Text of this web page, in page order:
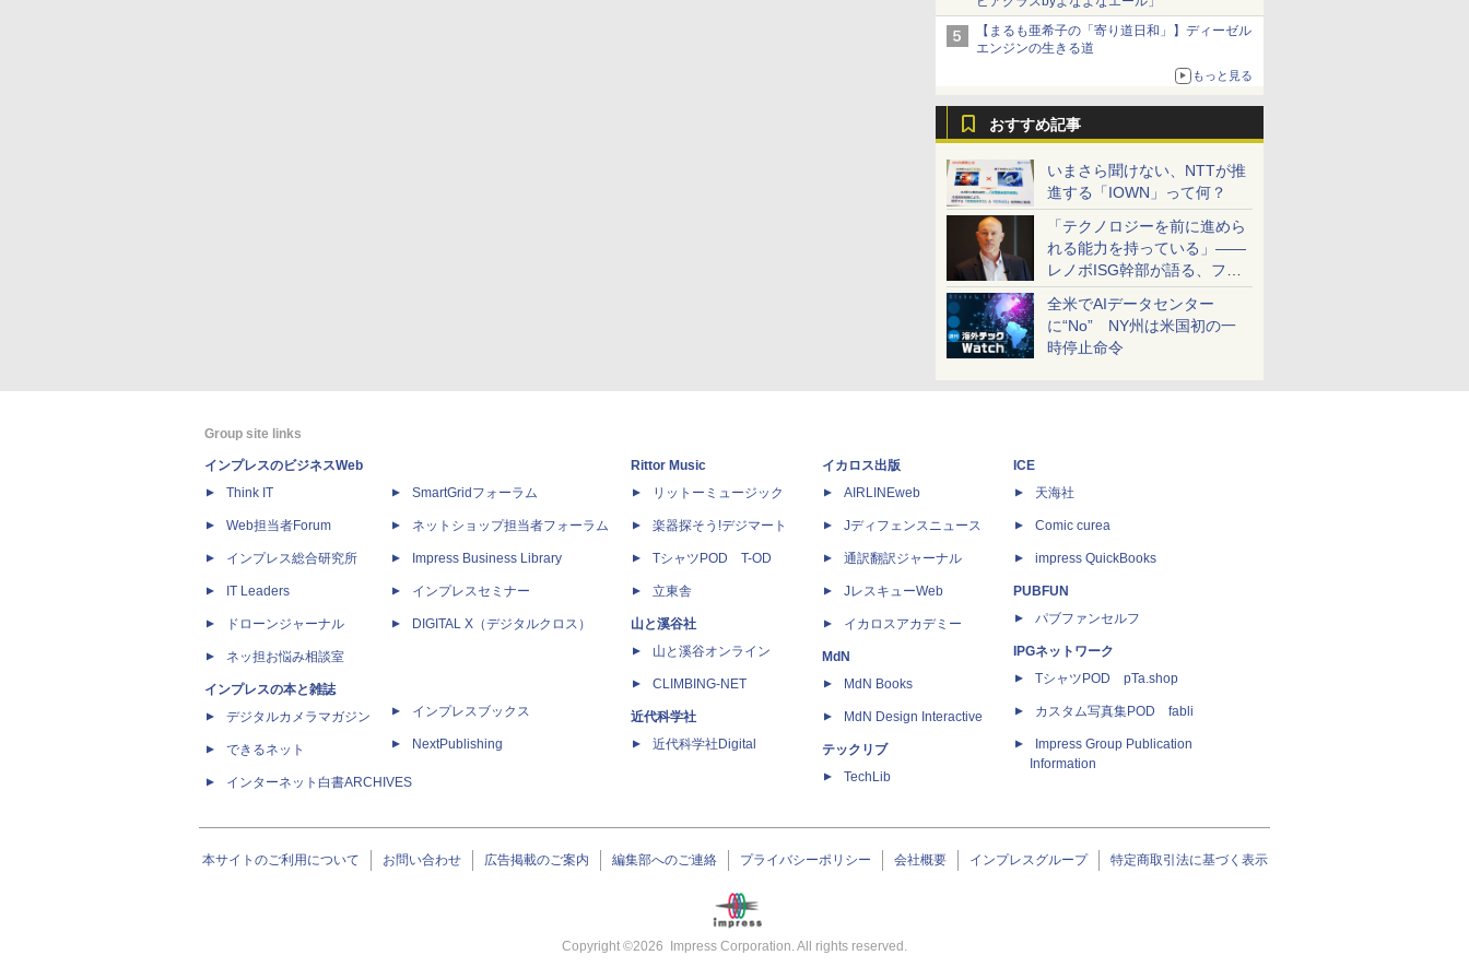
【まるも亜希子の「寄り道日和」】ディーゼル
エンジンの生きる道
もっと見る
おすすめ記事
いまさら聞けない、NTTが推
進する「IOWN」って何？
「テクノロジーを前に進めら
れる能力を持っている」――
レノボISG幹部が語る、フル
スタックと水冷技術の強み
全米でAIデータセンター
に“No” NY州は米国初の一
時停止命令
Group site links
インプレスのビジネスWeb
Think IT
Web担当者Forum
インプレス総合研究所
IT Leaders
ドローンジャーナル
ネッ担お悩み相談室
インプレスの本と雑誌
デジタルカメラマガジン
できるネット
インターネット白書ARCHIVES
SmartGridフォーラム
ネットショップ担当者フォーラム
Impress Business Library
インプレスセミナー
DIGITAL X（デジタルクロス）
インプレスブックス
NextPublishing
Rittor Music
リットーミュージック
楽器探そう!デジマート
TシャツPOD T-OD
立東舎
山と溪谷社
山と溪谷オンライン
CLIMBING-NET
近代科学社
近代科学社Digital
イカロス出版
AIRLINEweb
Jディフェンスニュース
通訳翻訳ジャーナル
JレスキューWeb
イカロスアカデミー
MdN
MdN Books
MdN Design Interactive
テックリブ
TechLib
ICE
天海社
Comic curea
impress QuickBooks
PUBFUN
パブファンセルフ
IPGネットワーク
TシャツPOD pTa.shop
カスタム写真集POD fabli
Impress Group Publication
Information
本サイトのご利用について お問い合わせ 広告掲載のご案内 編集部へのご連絡 プライバシーポリシー 会社概要 インプレスグループ 特定商取引法に基づく表示
Copyright ©2026 Impress Corporation. All rights reserved.